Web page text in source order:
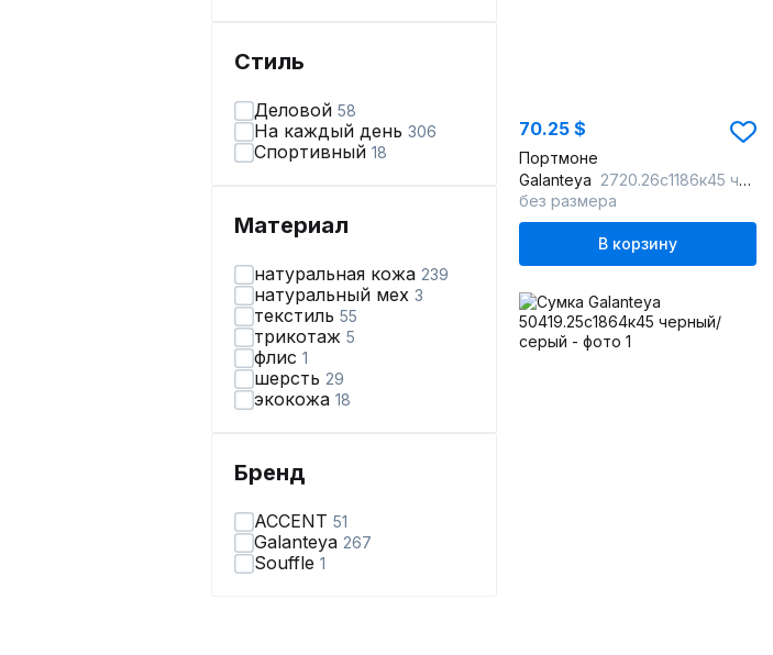
Стиль
Деловой 58
На каждый день 306
Спортивный 18
Материал
натуральная кожа 239
натуральный мех 3
текстиль 55
трикотаж 5
флис 1
шерсть 29
экокожа 18
Бренд
ACCENT 51
Galanteya 267
Souffle 1
70.25 $
Портмоне
Galanteya 2720.26с1186к45 черный
без размера
В корзину